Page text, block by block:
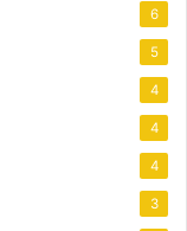
6
5
4
4
4
3